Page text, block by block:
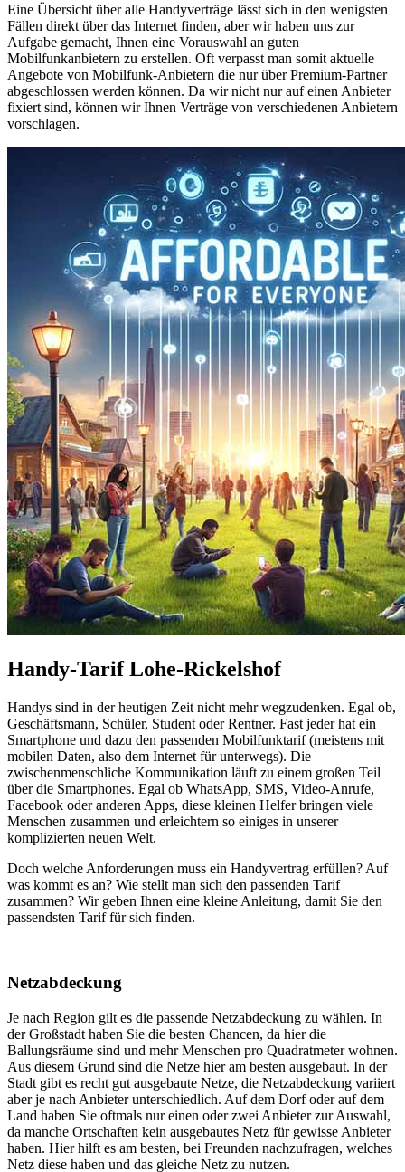
Eine Übersicht über alle Handyverträge lässt sich in den wenigsten
Fällen direkt über das Internet finden, aber wir haben uns zur
Aufgabe gemacht, Ihnen eine Vorauswahl an guten
Mobilfunkanbietern zu erstellen. Oft verpasst man somit aktuelle
Angebote von Mobilfunk-Anbietern die nur über Premium-Partner
abgeschlossen werden können. Da wir nicht nur auf einen Anbieter
fixiert sind, können wir Ihnen Verträge von verschiedenen Anbietern
vorschlagen.
Handy-Tarif Lohe-Rickelshof
Handys sind in der heutigen Zeit nicht mehr wegzudenken. Egal ob,
Geschäftsmann, Schüler, Student oder Rentner. Fast jeder hat ein
Smartphone und dazu den passenden Mobilfunktarif (meistens mit
mobilen Daten, also dem Internet für unterwegs). Die
zwischenmenschliche Kommunikation läuft zu einem großen Teil
über die Smartphones. Egal ob WhatsApp, SMS, Video-Anrufe,
Facebook oder anderen Apps, diese kleinen Helfer bringen viele
Menschen zusammen und erleichtern so einiges in unserer
komplizierten neuen Welt.
Doch welche Anforderungen muss ein Handyvertrag erfüllen? Auf
was kommt es an? Wie stellt man sich den passenden Tarif
zusammen? Wir geben Ihnen eine kleine Anleitung, damit Sie den
passendsten Tarif für sich finden.
Netzabdeckung
Je nach Region gilt es die passende Netzabdeckung zu wählen. In
der Großstadt haben Sie die besten Chancen, da hier die
Ballungsräume sind und mehr Menschen pro Quadratmeter wohnen.
Aus diesem Grund sind die Netze hier am besten ausgebaut. In der
Stadt gibt es recht gut ausgebaute Netze, die Netzabdeckung variiert
aber je nach Anbieter unterschiedlich. Auf dem Dorf oder auf dem
Land haben Sie oftmals nur einen oder zwei Anbieter zur Auswahl,
da manche Ortschaften kein ausgebautes Netz für gewisse Anbieter
haben. Hier hilft es am besten, bei Freunden nachzufragen, welches
Netz diese haben und das gleiche Netz zu nutzen.